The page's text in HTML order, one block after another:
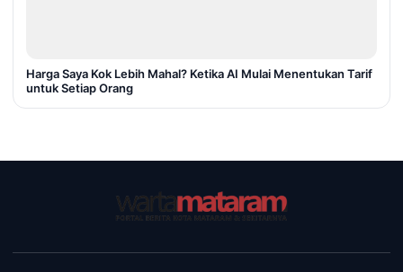
Harga Saya Kok Lebih Mahal? Ketika AI Mulai Menentukan Tarif
untuk Setiap Orang